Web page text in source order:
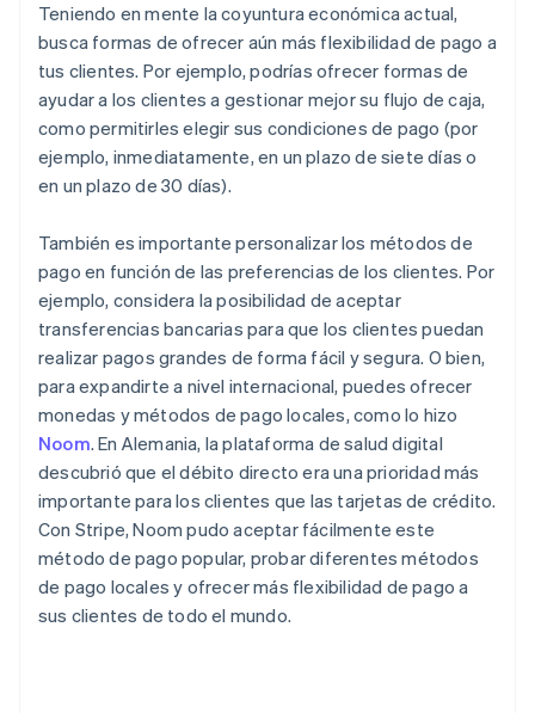
Teniendo en mente la coyuntura económica actual,
busca formas de ofrecer aún más flexibilidad de pago a
tus clientes. Por ejemplo, podrías ofrecer formas de
ayudar a los clientes a gestionar mejor su flujo de caja,
como permitirles elegir sus condiciones de pago (por
ejemplo, inmediatamente, en un plazo de siete días o
en un plazo de 30 días).
También es importante personalizar los métodos de
pago en función de las preferencias de los clientes. Por
ejemplo, considera la posibilidad de aceptar
transferencias bancarias para que los clientes puedan
realizar pagos grandes de forma fácil y segura. O bien,
para expandirte a nivel internacional, puedes ofrecer
monedas y métodos de pago locales, como lo hizo
Noom. En Alemania, la plataforma de salud digital
descubrió que el débito directo era una prioridad más
importante para los clientes que las tarjetas de crédito.
Con Stripe, Noom pudo aceptar fácilmente este
método de pago popular, probar diferentes métodos
de pago locales y ofrecer más flexibilidad de pago a
sus clientes de todo el mundo.